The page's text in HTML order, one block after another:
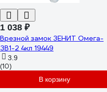
1 038 ₽
Врезной замок ЗЕНИТ Омега-
ЗВ1-2 4кл 19449
3.9
(10)
В корзину